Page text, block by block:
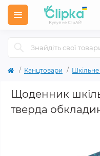
Канцтовари
Щоденник
тверда